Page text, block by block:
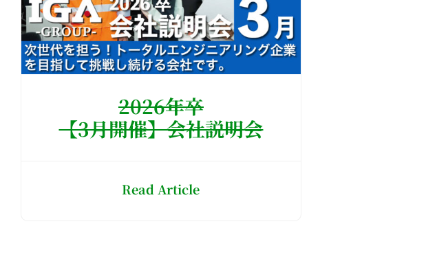
2026年卒
【3月開催】会社説明会
Read Article